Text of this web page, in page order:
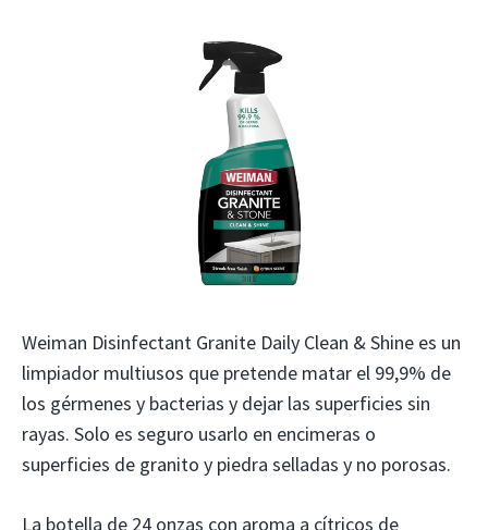
Weiman Disinfectant Granite Daily Clean & Shine es un
limpiador multiusos que pretende matar el 99,9% de
los gérmenes y bacterias y dejar las superficies sin
rayas. Solo es seguro usarlo en encimeras o
superficies de granito y piedra selladas y no porosas.
La botella de 24 onzas con aroma a cítricos de